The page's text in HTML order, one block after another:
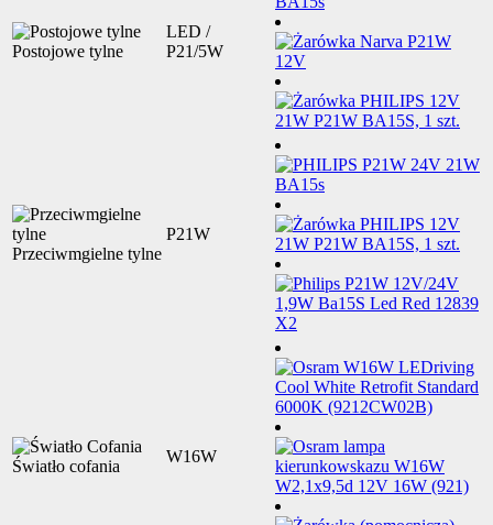
Postojowe tylne
LED /
P21/5W
Przeciwmgielne tylne
P21W
Światło cofania
W16W